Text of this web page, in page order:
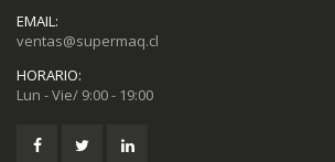
EMAIL:
ventas@supermaq.cl
HORARIO:
Lun - Vie/ 9:00 - 19:00